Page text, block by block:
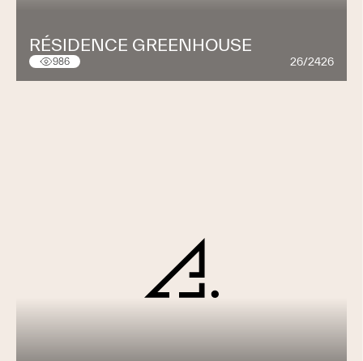
RÉSIDENCE GREENHOUSE
986 26/2426